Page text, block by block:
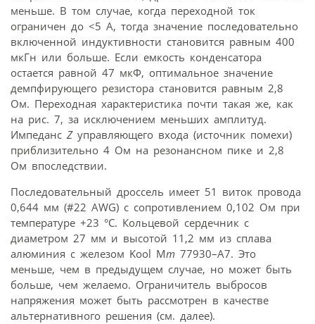
меньше. В том случае, когда переходной ток
ограничен до <5 А, тогда значение последовательно
включенной индуктивности становится равным 400
мкГн или больше. Если емкость конденсатора
остается равной 47 мкФ, оптимальное значение
демпфирующего резистора становится равным 2,8
Ом. Переходная характеристика почти такая же, как
на рис. 7, за исключением меньших амплитуд.
Импеданс Zуправляющего входа (источник помехи)
приблизительно 4 Ом на резонансном пике и 2,8
Ом впоследствии.
Последовательный дроссель имеет 51 виток провода
0,644 мм (#22 AWG) с сопротивлением 0,102 Ом при
температуре +23 °C. Кольцевой сердечник с
диаметром 27 мм и высотой 11,2 мм из сплава
алюминия с железом Kool Mm 77930–A7. Это
меньше, чем в предыдущем случае, но может быть
больше, чем желаемо. Ограничитель выбросов
напряжения может быть рассмотрен в качестве
альтернативного решения (см. далее).